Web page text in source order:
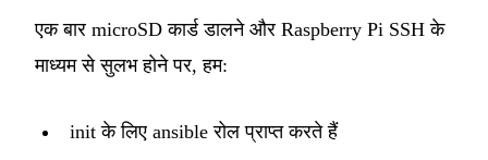
एक बार microSD कार्ड डालने और Raspberry Pi SSH के
माध्यम से सुलभ होने पर, हम:
init के लिए ansible रोल प्राप्त करते हैं